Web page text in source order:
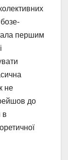
першим
не
до
в